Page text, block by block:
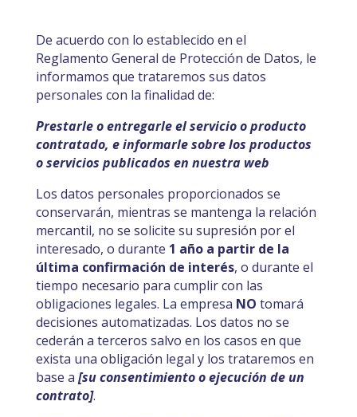
De acuerdo con lo establecido en el
Reglamento General de Protección de Datos, le
informamos que trataremos sus datos
personales con la finalidad de:
Prestarle o entregarle el servicio o producto
contratado, e informarle sobre los productos
o servicios publicados en nuestra web
Los datos personales proporcionados se
conservarán, mientras se mantenga la relación
mercantil, no se solicite su supresión por el
interesado, o durante 1 año a partir de la
última confirmación de interés, o durante el
tiempo necesario para cumplir con las
obligaciones legales. La empresa NO tomará
decisiones automatizadas. Los datos no se
cederán a terceros salvo en los casos en que
exista una obligación legal y los trataremos en
base a [su consentimiento o ejecución de un
contrato].